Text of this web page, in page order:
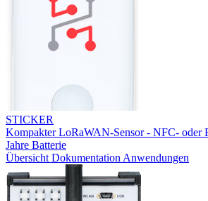
STICKER
Kompakter LoRaWAN-Sensor - NFC- oder
Jahre Batterie
Übersicht Dokumentation Anwendungen